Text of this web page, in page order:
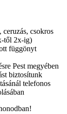
ceruzás, csokros
től 2x-ig)
függönyt
Pest megyében
biztosítunk
telefonos